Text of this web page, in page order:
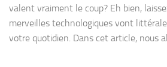
valent vraiment le coup? Eh bien,
merveilles technologiques vont
votre quotidien. Dans cet article, nous